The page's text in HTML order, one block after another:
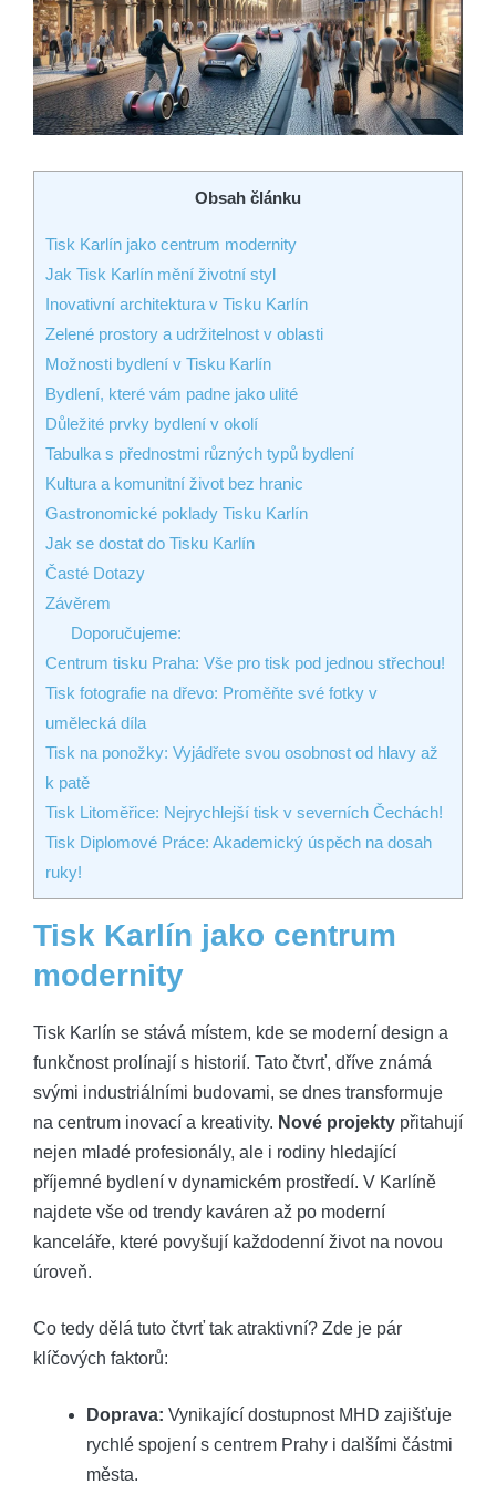
Obsah článku
Tisk Karlín jako centrum modernity
Jak Tisk Karlín mění životní styl
Inovativní architektura v Tisku Karlín
Zelené prostory a udržitelnost v oblasti
Možnosti bydlení v Tisku Karlín
Bydlení, které vám padne jako ulité
Důležité prvky bydlení v okolí
Tabulka s přednostmi různých typů bydlení
Kultura a komunitní život bez hranic
Gastronomické poklady Tisku Karlín
Jak se dostat do Tisku Karlín
Časté Dotazy
Závěrem
Doporučujeme:
Centrum tisku Praha: Vše pro tisk pod jednou střechou!
Tisk fotografie na dřevo: Proměňte své fotky v
umělecká díla
Tisk na ponožky: Vyjádřete svou osobnost od hlavy až
k patě
Tisk Litoměřice: Nejrychlejší tisk v severních Čechách!
Tisk Diplomové Práce: Akademický úspěch na dosah
ruky!
Tisk Karlín jako centrum
modernity
Tisk Karlín se stává místem, kde se moderní design a
funkčnost prolínají s historií. Tato čtvrť, dříve známá
svými industriálními budovami, se dnes transformuje
na centrum inovací a kreativity. Nové projekty přitahují
nejen mladé profesionály, ale i rodiny hledající
příjemné bydlení v dynamickém prostředí. V Karlíně
najdete vše od trendy kaváren až po moderní
kanceláře, které povyšují každodenní život na novou
úroveň.
Co tedy dělá tuto čtvrť tak atraktivní? Zde je pár
klíčových faktorů:
Doprava: Vynikající dostupnost MHD zajišťuje
rychlé spojení s centrem Prahy i dalšími částmi
města.